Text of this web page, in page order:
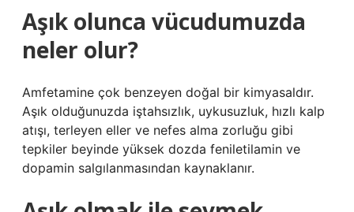
Aşık olunca vücudumuzda
neler olur?
Amfetamine çok benzeyen doğal bir kimyasaldır.
Aşık olduğunuzda iştahsızlık, uykusuzluk, hızlı kalp
atışı, terleyen eller ve nefes alma zorluğu gibi
tepkiler beyinde yüksek dozda feniletilamin ve
dopamin salgılanmasından kaynaklanır.